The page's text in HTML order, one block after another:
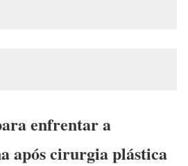
enfrentar a
após cirurgia plástica